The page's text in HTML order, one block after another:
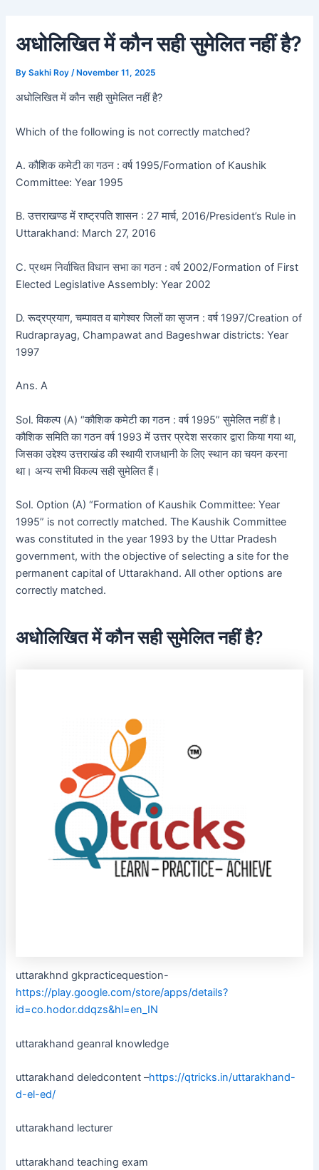
content
अधोलिखित में कौन सही सुमेलित नहीं है?
BySakhi Roy /November 11, 2025
अधोलिखित में कौन सही सुमेलित नहीं है?
Which of the following is not correctly matched?
A. कौशिक कमेटी का गठन : वर्ष 1995/Formation of Kaushik
Committee: Year 1995
B. उत्तराखण्ड में राष्ट्रपति शासन : 27 मार्च, 2016/President’s Rule in
Uttarakhand: March 27, 2016
C. प्रथम निर्वाचित विधान सभा का गठन : वर्ष 2002/Formation of First
Elected Legislative Assembly: Year 2002
D. रूद्रप्रयाग, चम्पावत व बागेश्वर जिलों का सृजन : वर्ष 1997/Creation of
Rudraprayag, Champawat and Bageshwar districts: Year
1997
Ans. A
Sol. विकल्प (A) “कौशिक कमेटी का गठन : वर्ष 1995” सुमेलित नहीं है।
कौशिक समिति का गठन वर्ष 1993 में उत्तर प्रदेश सरकार द्वारा किया गया था,
जिसका उद्देश्य उत्तराखंड की स्थायी राजधानी के लिए स्थान का चयन करना
था। अन्य सभी विकल्प सही सुमेलित हैं।
Sol. Option (A) “Formation of Kaushik Committee: Year
1995” is not correctly matched. The Kaushik Committee
was constituted in the year 1993 by the Uttar Pradesh
government, with the objective of selecting a site for the
permanent capital of Uttarakhand. All other options are
correctly matched.
अधोलिखित में कौन सही सुमेलित नहीं है?
uttarakhnd gkpracticequestion-
https://play.google.com/store/apps/details?
id=co.hodor.ddqzs&hl=en_IN
uttarakhand geanral knowledge
uttarakhand deledcontent –https://qtricks.in/uttarakhand-
d-el-ed/
uttarakhand lecturer
uttarakhand teaching exam